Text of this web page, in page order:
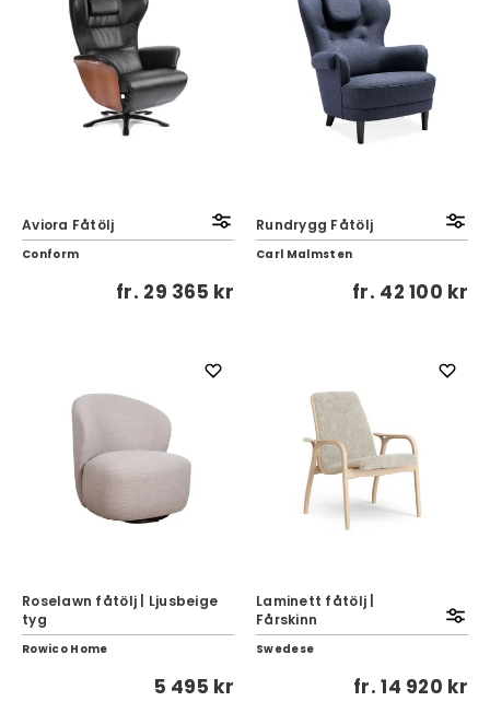
Aviora Fåtölj
Conform
fr. 29 365 kr
Rundrygg Fåtölj
Carl Malmsten
fr. 42 100 kr
Roselawn fåtölj | Ljusbeige
tyg
Rowico Home
5 495 kr
Laminett fåtölj |
Fårskinn
Swedese
fr.14 920 kr